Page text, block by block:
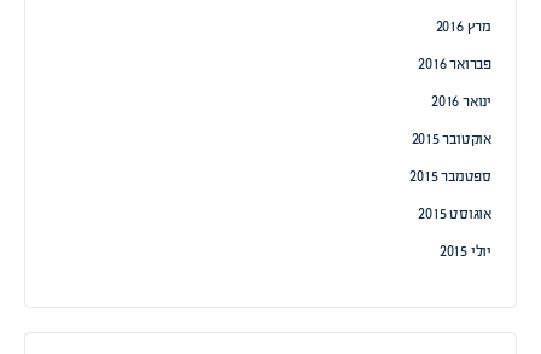
מרץ 2016
פברואר 2016
ינואר 2016
אוקטובר 2015
ספטמבר 2015
אוגוסט 2015
יולי 2015